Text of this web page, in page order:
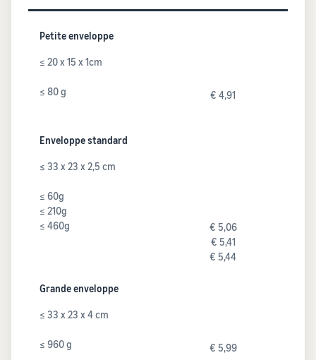
Petite enveloppe
≤ 20 x 15 x 1cm
≤ 80 g € 4,91
Enveloppe standard
≤ 33 x 23 x 2,5 cm
≤ 60g
≤ 210g
≤ 460g
€ 5,06
€ 5,41
€ 5,44
Grande enveloppe
≤ 33 x 23 x 4 cm
≤ 960 g € 5,99